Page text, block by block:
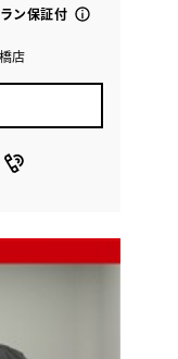
ン保証付
店